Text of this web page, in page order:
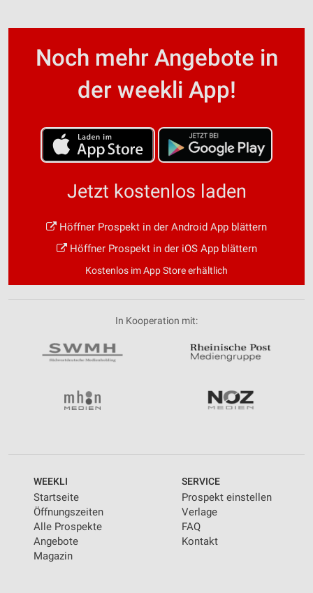
Noch mehr Angebote in
der weekli App!
Jetzt kostenlos laden
Höffner Prospekt in der Android App blättern
Höffner Prospekt in der iOS App blättern
Kostenlos im App Store erhältlich
In Kooperation mit:
WEEKLI
Startseite
Öffnungszeiten
Alle Prospekte
Angebote
Magazin
SERVICE
Prospekt einstellen
Verlage
FAQ
Kontakt